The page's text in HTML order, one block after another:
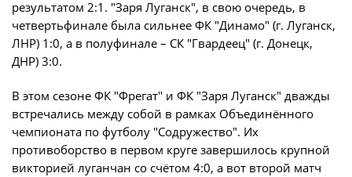
Турнирная таблица
Статистика
Игроки
Дисквалификации
О турнире
результатом 2:1. "Заря Луганск", в свою очередь, в
четвертьфинале была сильнее ФК "Динамо" (г. Луганск,
ЛНР) 1:0, а в полуфинале – СК "Гвардеец" (г. Донецк,
ДНР) 3:0.
В этом сезоне ФК "Фрегат" и ФК "Заря Луганск" дважды
встречались между собой в рамках Объединённого
чемпионата по футболу "Содружество". Их
противоборство в первом круге завершилось крупной
викторией луганчан со счётом 4:0, а вот второй матч